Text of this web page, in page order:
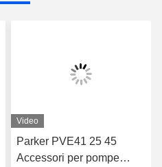
Video
Parker PVE41 25 45
Accessori per pompe